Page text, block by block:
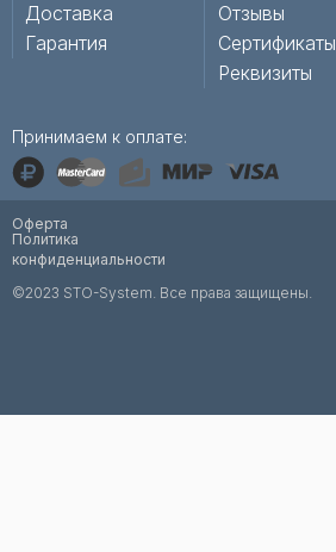
Доставка
Гарантия
Отзывы
Сертификаты
Реквизиты
Принимаем к оплате:
©2023 STO-System. Все права защищены.
Политика
конфиденциальности
Оферта